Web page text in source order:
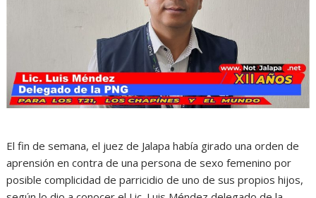
El fin de semana, el juez de Jalapa había girado una orden de
aprensión en contra de una persona de sexo femenino por
posible complicidad de parricidio de uno de sus propios hijos,